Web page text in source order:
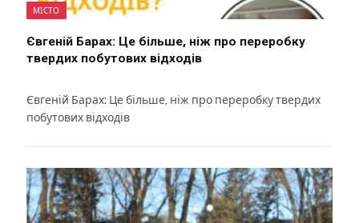
МІСТО
Євгеній Барах: Це більше, ніж про переробку
твердих побутових відходів
Євгеній Барах: Це більше, ніж про переробку твердих
побутових відходів